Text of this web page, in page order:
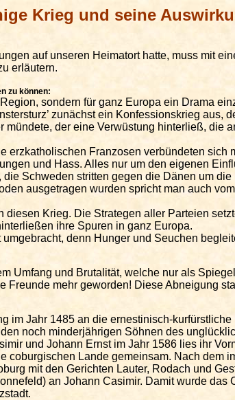
Krieg und seine
auf unseren Heimatort hatte, muss mit
erläutern.
zu können:
sondern für ganz Europa ein Drama
zunächst ein Konfessionskrieg
der eine Verwüstung hinterließ, die
erzkatholischen Franzosen verbündeten sich
und Hass. Alles nur um den eigenen
Schweden stritten gegen die Dänen um die
ausgetragen wurden spricht man auch vom
Krieg. Die Strategen aller Parteien
ihre Spuren in ganz Europa.
denn Hunger und Seuchen
Umfang und Brutalität, welche nur als
Freunde mehr geworden! Diese Abneigung
im Jahr 1485 an die ernestinisch-kurfürstliche
noch minderjährigen Söhnen des
und Johann Ernst im Jahr 1586 lies ihr
coburgischen Lande gemeinsam. Nach dem
mit den Gerichten Lauter, Rodach und
an Johann Casimir. Damit wurde das